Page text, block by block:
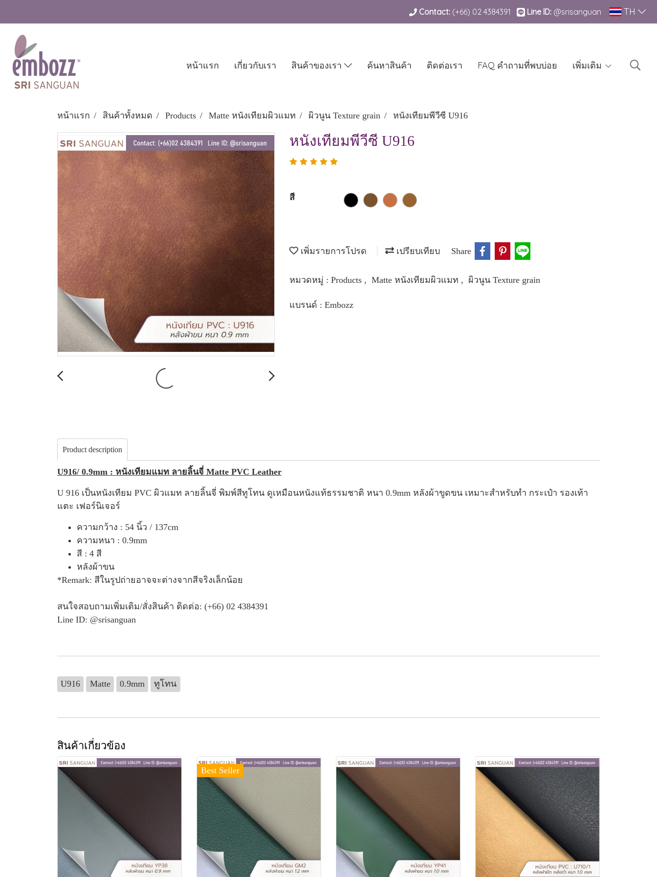
Contact:(+66) 02 4384391 Line lD: @srisanguan TH
หน้าแรก เกี่ยวกับเรา สินค้าของเรา ค้นหาสินค้า ติดต่อเรา FAQ คำถามที่พบบ่อย เพิ่มเติม
หน้าแรก สินค้าทั้งหมด Products Matte หนังเทียมผิวแมท ผิวนูน Texture grain หนังเทียมพีวีซี U916
หนังเทียมพีวีซี U916
สี
เพิ่มรายการโปรด เปรียบเทียบ Share
หมวดหมู่ : Products , Matte หนังเทียมผิวแมท , ผิวนูน Texture grain
แบรนด์ : Embozz
Product description
U916/ 0.9mm : หนังเทียมแมท ลายลิ้นจี่ Matte PVC Leather
U 916 เป็นหนังเทียม PVC ผิวแมท ลายลิ้นจี่ พิมพ์สีทูโทน ดูเหมือนหนังแท้ธรรมชาติ หนา 0.9mm หลังผ้าขูดขน เหมาะสำหรับทำ กระเป๋า รองเท้า
แตะ เฟอร์นิเจอร์
ความกว้าง : 54 นิ้ว / 137cm
ความหนา : 0.9mm
สี : 4 สี
หลังผ้าขน
*Remark: สีในรูปถ่ายอาจจะต่างจากสีจริงเล็กน้อย
สนใจสอบถามเพิ่มเติม/สั่งสินค้า ติดต่อ: (+66) 02 4384391
Line ID: @srisanguan
U916 Matte 0.9mm ทูโทน
สินค้าเกี่ยวข้อง
Best Seller